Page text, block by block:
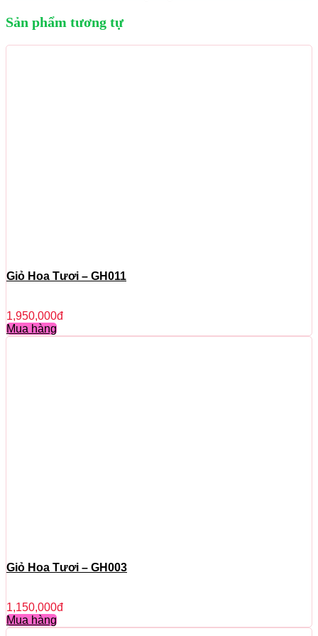
Sản phẩm tương tự
Giỏ Hoa Tươi – GH011
1,950,000đ
Mua hàng
Giỏ Hoa Tươi – GH003
1,150,000đ
Mua hàng